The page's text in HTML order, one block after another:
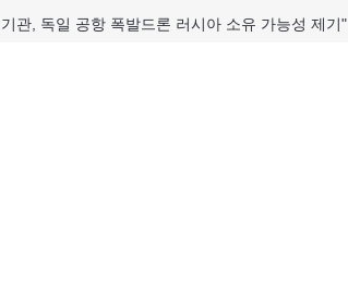
관, 독일 공항 폭발드론 러시아 소유 가능성 제기"